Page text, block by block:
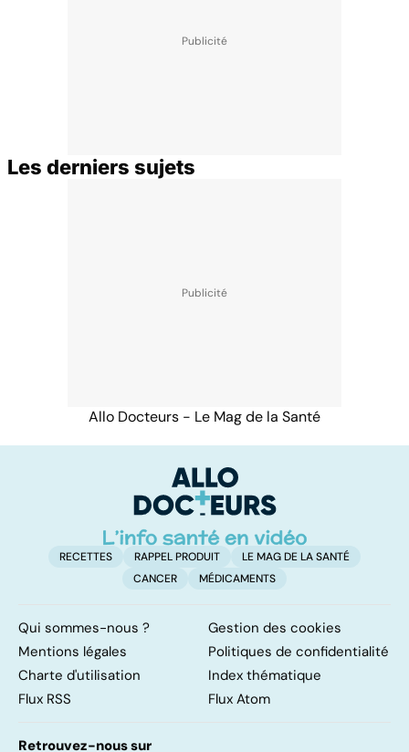
Les derniers sujets
Allo Docteurs - Le Mag de la Santé
RECETTES RAPPEL PRODUIT
LE MAG DE LA SANTÉ
CANCER
MÉDICAMENTS
Qui sommes-nous ?
Gestion des cookies
Mentions légales
Politiques de confidentialité
Charte d'utilisation
Index thématique
Flux RSS
Flux Atom
Retrouvez-nous sur